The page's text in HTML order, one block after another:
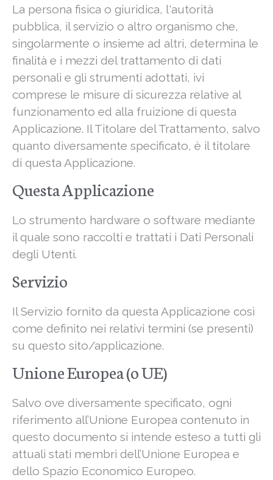
La persona fisica o giuridica, l'autorità
pubblica, il servizio o altro organismo che,
singolarmente o insieme ad altri, determina le
finalità e i mezzi del trattamento di dati
personali e gli strumenti adottati, ivi
comprese le misure di sicurezza relative al
funzionamento ed alla fruizione di questa
Applicazione. Il Titolare del Trattamento, salvo
quanto diversamente specificato, è il titolare
di questa Applicazione.
Questa Applicazione
Lo strumento hardware o software mediante
il quale sono raccolti e trattati i Dati Personali
degli Utenti.
Servizio
Il Servizio fornito da questa Applicazione così
come definito nei relativi termini (se presenti)
su questo sito/applicazione.
Unione Europea (o UE)
Salvo ove diversamente specificato, ogni
riferimento all’Unione Europea contenuto in
questo documento si intende esteso a tutti gli
attuali stati membri dell’Unione Europea e
dello Spazio Economico Europeo.